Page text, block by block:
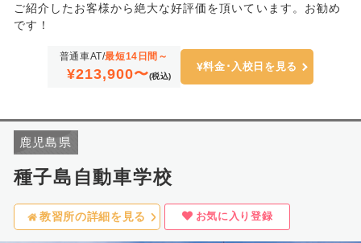
ご紹介したお客様から絶大な好評価を頂いています。お勧め
です！
普通車AT/最短14日間～
¥213,900〜(税込)
料金･入校日を見る
鹿児島県
種子島自動車学校
教習所の詳細を見る お気に入り登録